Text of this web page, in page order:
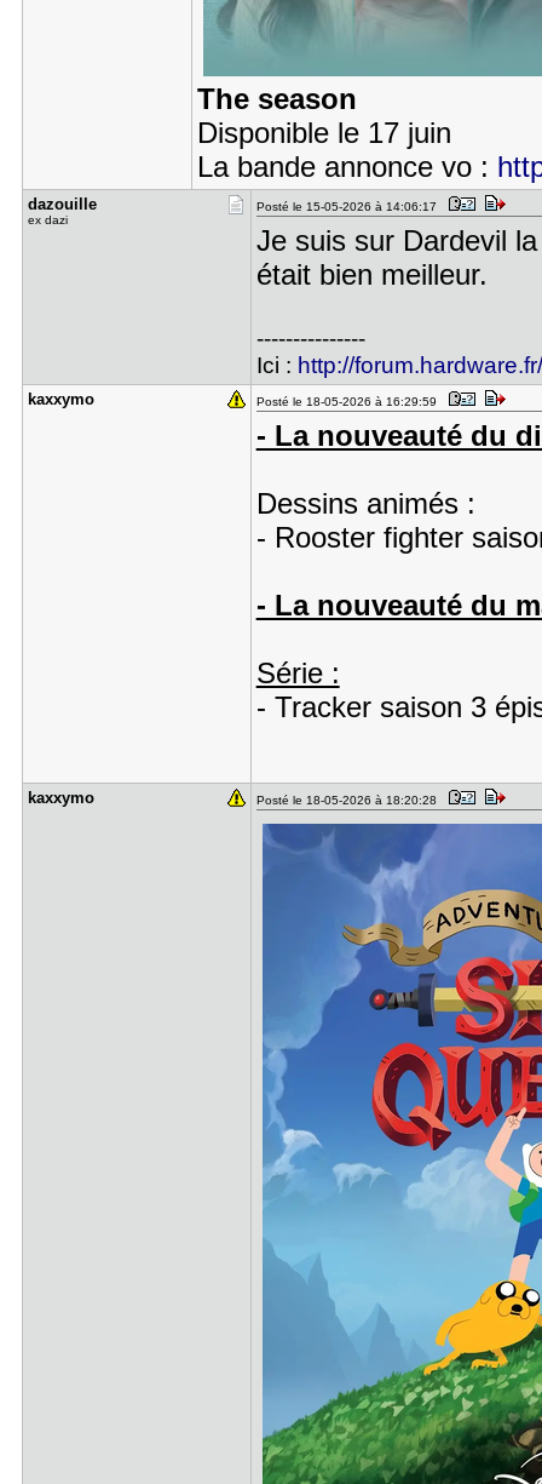
The season
Disponible le 17 juin
La bande annonce vo :
dazouille
ex dazi
Posté le 15-05-2026 à 14:06:17
Je suis sur Dardevil
était bien meilleur.
---------------
Ici : http://
kaxxymo Posté le 18-05-2026 à 16:29:59
- La nouveauté du
Dessins animés :
- Rooster fighter
- La nouveauté du
Série :
- Tracker saison 3
kaxxymo Posté le 18-05-2026 à 18:20:28